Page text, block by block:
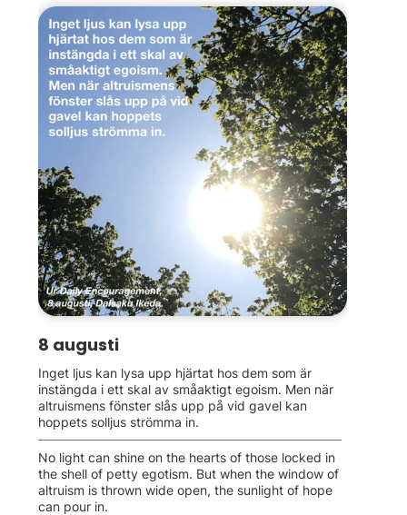
8 augusti
Inget ljus kan lysa upp hjärtat hos dem som är
instängda i ett skal av småaktigt egoism. Men när
altruismens fönster slås upp på vid gavel kan
hoppets solljus strömma in.
No light can shine on the hearts of those locked in
the shell of petty egotism. But when the window of
altruism is thrown wide open, the sunlight of hope
can pour in.